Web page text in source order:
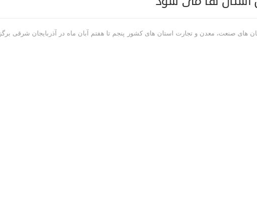
های صنعت، معدن و تجارت استان های کشور پنجم تا هفتم آبان ماه در آذربایجان شرقی